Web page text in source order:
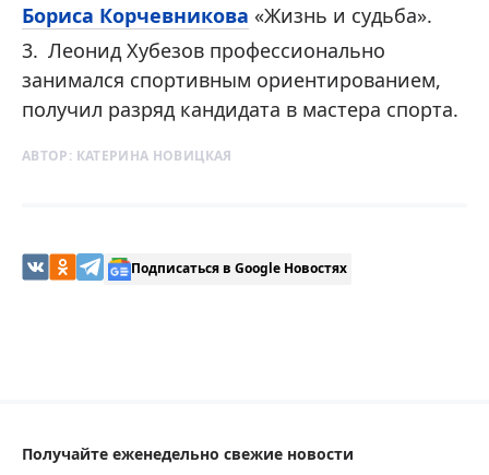
Бориса Корчевникова «Жизнь и судьба».
Леонид Хубезов профессионально
занимался спортивным ориентированием,
получил разряд кандидата в мастера спорта.
АВТОР: КАТЕРИНА НОВИЦКАЯ
Подписаться в Google Новостях
Получайте еженедельно свежие новости